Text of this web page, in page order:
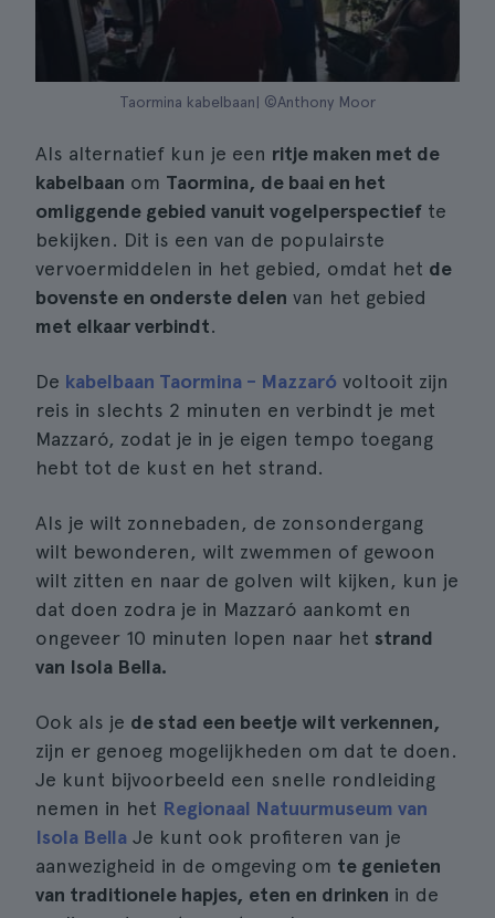
Taormina kabelbaan| ©Anthony Moor
Als alternatief kun je een ritje maken met de
kabelbaan om Taormina, de baai en het
omliggende gebied vanuit vogelperspectief te
bekijken. Dit is een van de populairste
vervoermiddelen in het gebied, omdat het de
bovenste en onderste delen van het gebied
met elkaar verbindt.
De kabelbaan Taormina - Mazzaró voltooit zijn
reis in slechts 2 minuten en verbindt je met
Mazzaró, zodat je in je eigen tempo toegang
hebt tot de kust en het strand.
Als je wilt zonnebaden, de zonsondergang
wilt bewonderen, wilt zwemmen of gewoon
wilt zitten en naar de golven wilt kijken, kun je
dat doen zodra je in Mazzaró aankomt en
ongeveer 10 minuten lopen naar het strand
van Isola Bella.
Ook als je de stad een beetje wilt verkennen,
zijn er genoeg mogelijkheden om dat te doen.
Je kunt bijvoorbeeld een snelle rondleiding
nemen in het Regionaal Natuurmuseum van
Isola Bella Je kunt ook profiteren van je
aanwezigheid in de omgeving om te genieten
van traditionele hapjes, eten en drinken in de